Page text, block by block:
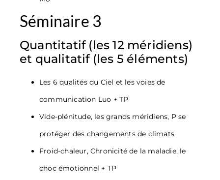
Séminaire 3
Quantitatif (les 12 méridiens)
et qualitatif (les 5 éléments)
Les 6 qualités du Ciel et les voies de
communication Luo + TP
Vide-plénitude, les grands méridiens, P se
protéger des changements de climats
Froid-chaleur, Chronicité de la maladie, le
choc émotionnel + TP